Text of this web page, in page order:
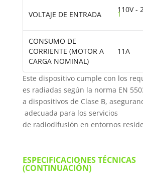
VOLTAJE DE ENTRADA
110V -
1
CONSUMO DE
CORRIENTE (MOTOR A
CARGA NOMINAL)
11A
Este dispositivo cumple con los
es radiadas según la norma EN
a dispositivos de Clase B,
adecuada para los servicios
de radiodifusión en entornos
ESPECIFICACIONES TÉCNICAS
(CONTINUACIÓN)